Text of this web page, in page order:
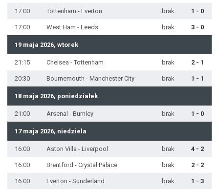
17:00 Tottenham - Everton brak 1 - 0
17:00 West Ham - Leeds brak 3 - 0
19 maja 2026, wtorek
21:15 Chelsea - Tottenham brak 2 - 1
20:30 Bournemouth - Manchester City brak 1 - 1
18 maja 2026, poniedziałek
21:00 Arsenal - Burnley brak 1 - 0
17 maja 2026, niedziela
16:00 Aston Villa - Liverpool brak 4 - 2
16:00 Brentford - Crystal Palace brak 2 - 2
16:00 Everton - Sunderland brak 1 - 3